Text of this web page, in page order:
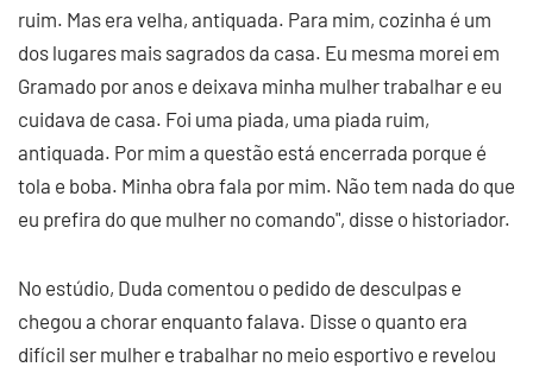
ruim. Mas era velha, antiquada. Para mim, cozinha é um
dos lugares mais sagrados da casa. Eu mesma morei em
Gramado por anos e deixava minha mulher trabalhar e eu
cuidava de casa. Foi uma piada, uma piada ruim,
antiquada. Por mim a questão está encerrada porque é
tola e boba. Minha obra fala por mim. Não tem nada do que
eu prefira do que mulher no comando", disse o historiador.
No estúdio, Duda comentou o pedido de desculpas e
chegou a chorar enquanto falava. Disse o quanto era
difícil ser mulher e trabalhar no meio esportivo e revelou